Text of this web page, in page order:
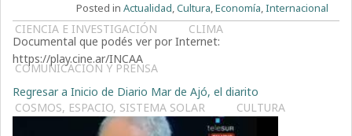
CIENCIA E INVESTIGACIÓN CLIMA
COMUNICACIÓN Y PRENSA
COSMOS, ESPACIO, SISTEMA SOLAR CULTURA
Posted in Actualidad,Cultura,Economía,Internacional
Documental que podés ver por Internet:
https://play.cine.ar/INCAA
Regresar a Inicio de Diario Mar de Ajó, el diarito